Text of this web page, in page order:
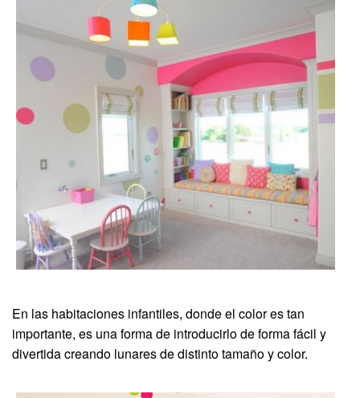
En las habitaciones infantiles, donde el color es tan
importante, es una forma de introducirlo de forma fácil y
divertida creando lunares de distinto tamaño y color.